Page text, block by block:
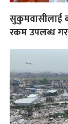
सुकुमवासीलाई
रकम उपलब्ध